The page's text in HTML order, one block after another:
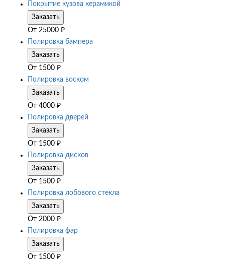
Покрытие кузова керамикой
Заказать
От 25000 ₽
Полировка бампера
Заказать
От 1500 ₽
Полировка воском
Заказать
От 4000 ₽
Полировка дверей
Заказать
От 1500 ₽
Полировка дисков
Заказать
От 1500 ₽
Полировка лобового стекла
Заказать
От 2000 ₽
Полировка фар
Заказать
От 1500 ₽